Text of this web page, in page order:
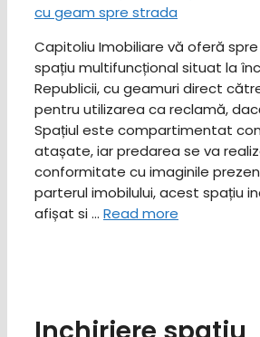
Capitoliu Imobiliare vă oferă
spațiu multifuncțional situat la
Republicii, cu geamuri direct
pentru utilizarea ca reclamă,
Spațiul este compartimentat
atașate, iar predarea se va
conformitate cu imaginile
parterul imobilului, acest spațiu
afișat si … Read more